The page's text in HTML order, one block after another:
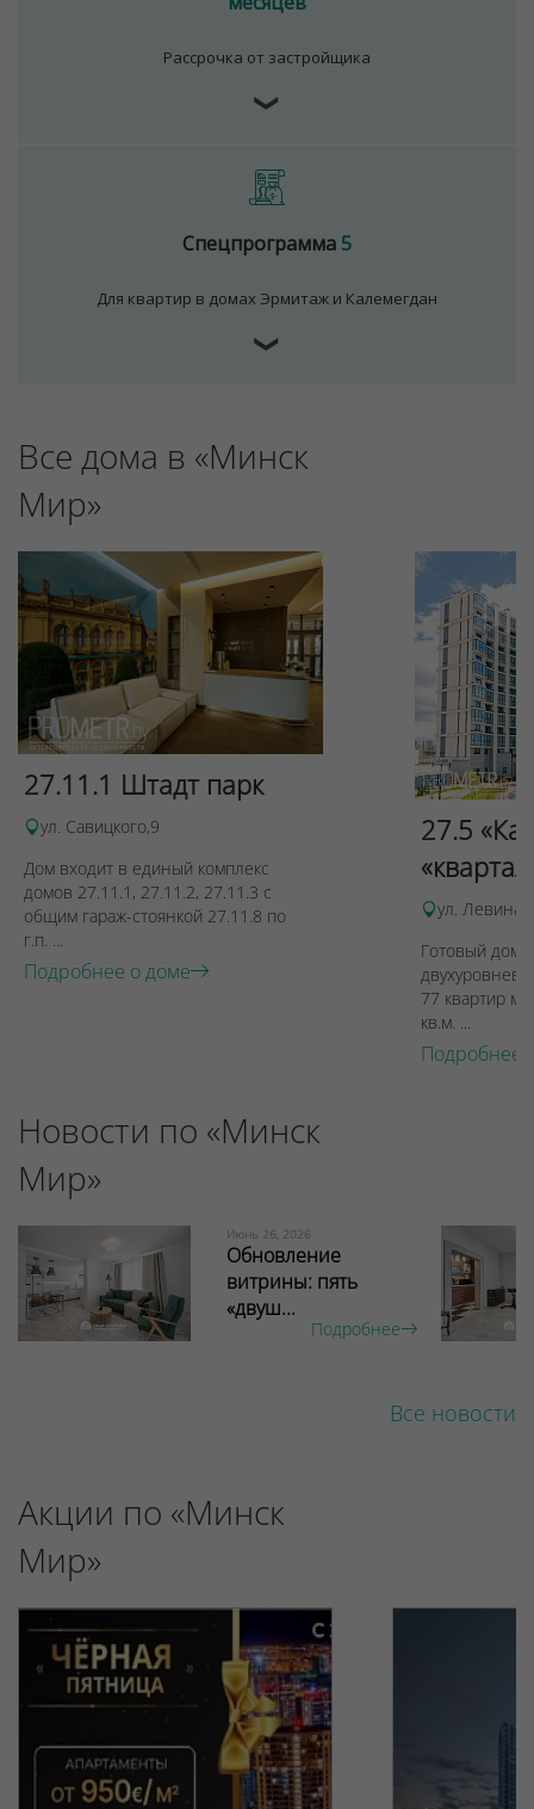
Рассрочка от застройщика
❯
Спецпрограмма5
Для квартир в домах Эрмитаж и Калемегдан
❯
Все дома в «Минск
Мир»
27.11.1 Штадт парк
ул. Савицкого,9
Дом входит в единый комплекс
домов 27.11.1, 27.11.2, 27.11.3 с
общим гараж-стоянкой 27.11.8 по
г.п. ...
Подробнее о доме
27.5
ул. Левина,
Готовый дом
77 квартир
кв.м. ...
Подробнее
Новости по «Минск
Мир»
Июнь 26, 2026
Обновление
витрины: пять
«двуш...
Подробнее
Все новости
Акции по «Минск
Мир»
Для обеспечения удобства пользователей сайта
Отклонить